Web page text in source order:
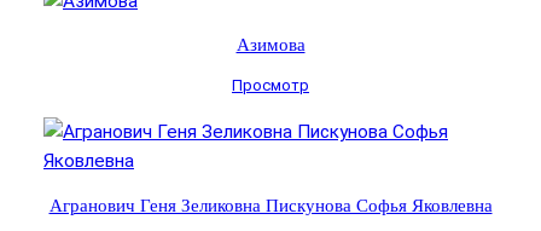
Азимова
Просмотр
Агранович Геня Зеликовна Пискунова Софья Яковлевна